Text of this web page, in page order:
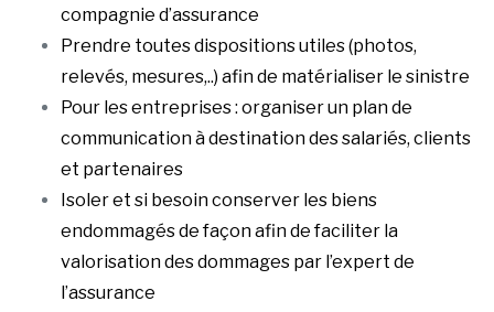
compagnie d’assurance
Prendre toutes dispositions utiles (photos,
relevés, mesures,..) afin de matérialiser le sinistre
Pour les entreprises : organiser un plan de
communication à destination des salariés, clients
et partenaires
Isoler et si besoin conserver les biens
endommagés de façon afin de faciliter la
valorisation des dommages par l’expert de
l’assurance